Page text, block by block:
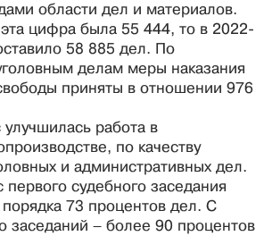
области дел и материалов.
эта цифра была 55 444, то в 2022-
58 885 дел. По
делам меры наказания
приняты в отношении 976
улучшилась работа в
по качеству
и административных дел.
судебного заседания
порядка 73 процентов дел. С
заседаний – более 90 процентов